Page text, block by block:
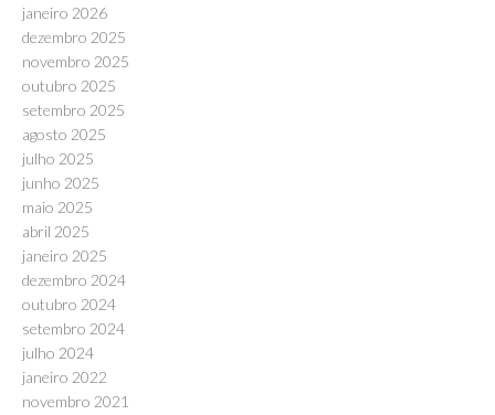
janeiro 2026
dezembro 2025
novembro 2025
outubro 2025
setembro 2025
agosto 2025
julho 2025
junho 2025
maio 2025
abril 2025
janeiro 2025
dezembro 2024
outubro 2024
setembro 2024
julho 2024
janeiro 2022
novembro 2021